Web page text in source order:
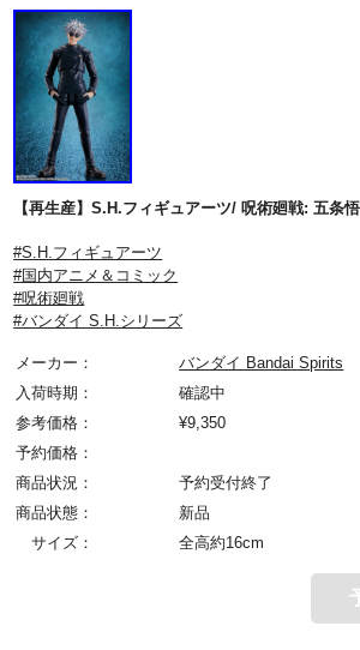
【再生産】S.H.フィギュアーツ/ 呪術廻戦: 五
#S.H.フィギュアーツ
#国内アニメ＆コミック
#呪術廻戦
#バンダイ S.H.シリーズ
メーカー：
バンダイ Bandai Spirits
入荷時期：
確認中
参考価格：
¥9,350
予約価格：
商品状況：
予約受付終了
商品状態：
新品
サイズ：
全高約16cm